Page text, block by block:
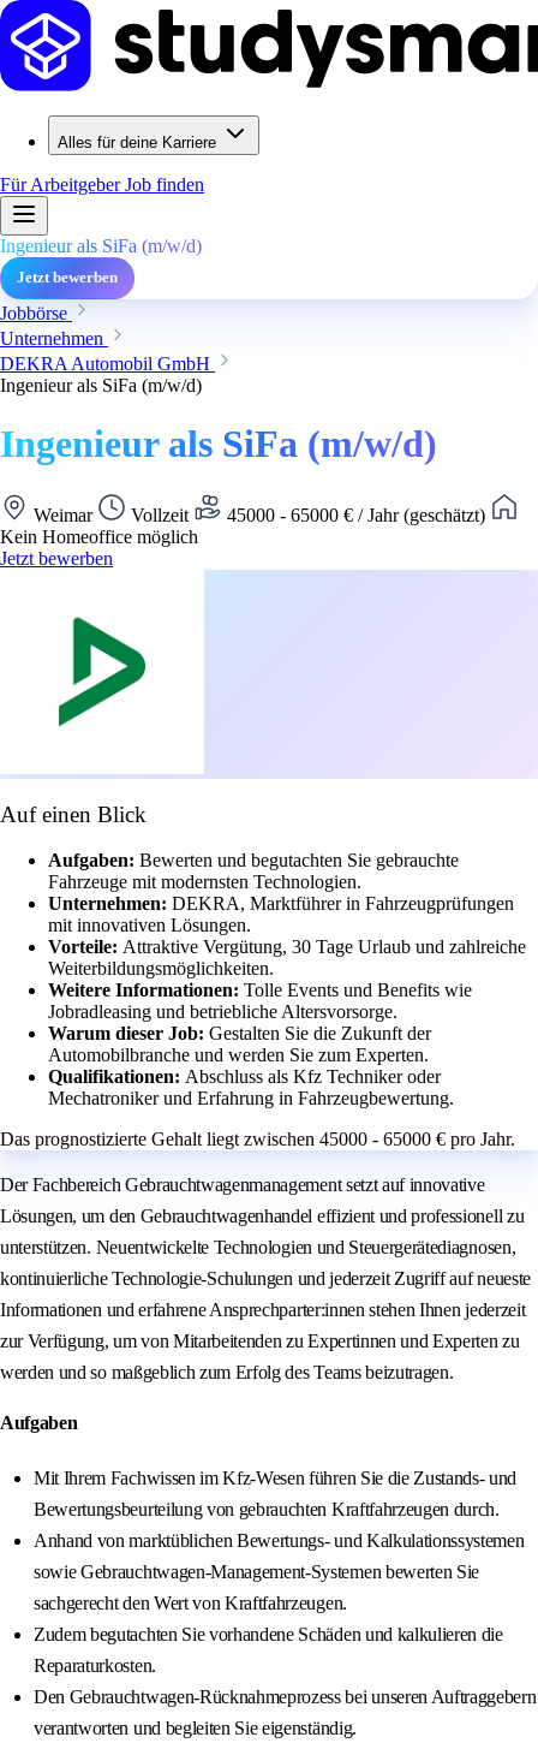
Alles für deine Karriere
Für ArbeitgeberJob finden
Ingenieur als SiFa (m/w/d)
Jetzt bewerben
Jobbörse
Unternehmen
DEKRA Automobil GmbH
Ingenieur als SiFa (m/w/d)
Ingenieur als SiFa (m/w/d)
Weimar Vollzeit
45000 - 65000 € / Jahr (geschätzt)
Kein Homeoffice möglich
Jetzt bewerben
Auf einen Blick
Aufgaben: Bewerten und begutachten Sie gebrauchte
Fahrzeuge mit modernsten Technologien.
Unternehmen: DEKRA, Marktführer in Fahrzeugprüfungen
mit innovativen Lösungen.
Vorteile: Attraktive Vergütung, 30 Tage Urlaub und zahlreiche
Weiterbildungsmöglichkeiten.
Weitere Informationen: Tolle Events und Benefits wie
Jobradleasing und betriebliche Altersvorsorge.
Warum dieser Job: Gestalten Sie die Zukunft der
Automobilbranche und werden Sie zum Experten.
Qualifikationen: Abschluss als Kfz Techniker oder
Mechatroniker und Erfahrung in Fahrzeugbewertung.
Das prognostizierte Gehalt liegt zwischen 45000 - 65000 € pro Jahr.
Der Fachbereich Gebrauchtwagenmanagement setzt auf innovative
Lösungen, um den Gebrauchtwagenhandel effizient und professionell zu
unterstützen. Neuentwickelte Technologien und Steuergerätediagnosen,
kontinuierliche Technologie-Schulungen und jederzeit Zugriff auf neueste
Informationen und erfahrene Ansprechparter:innen stehen Ihnen jederzeit
zur Verfügung, um von Mitarbeitenden zu Expertinnen und Experten zu
werden und so maßgeblich zum Erfolg des Teams beizutragen.
Aufgaben
Mit Ihrem Fachwissen im Kfz-Wesen führen Sie die Zustands- und
Bewertungsbeurteilung von gebrauchten Kraftfahrzeugen durch.
Anhand von marktüblichen Bewertungs- und Kalkulationssystemen
sowie Gebrauchtwagen-Management-Systemen bewerten Sie
sachgerecht den Wert von Kraftfahrzeugen.
Zudem begutachten Sie vorhandene Schäden und kalkulieren die
Reparaturkosten.
Den Gebrauchtwagen-Rücknahmeprozess bei unseren Auftraggebern
verantworten und begleiten Sie eigenständig.